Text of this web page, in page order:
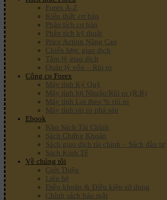
Forex A-Z
Kiến thức cơ bản
Phân tích cơ bản
Phân tích kỹ thuật
Price Action Nâng Cao
Chiến lược giao dịch
Tâm lý giao dịch
Quản lý vốn – Rủi ro
Công cụ Forex
Máy tính Ký Quỹ
Máy tính lợi Nhuận/Rủi ro (R:R)
Máy tính Lot theo % rủi ro
Máy tính rủi ro phá sản
Ebook
Kho Sách Tài Chính
Sách Chứng Khoán
Sách giao dịch tài chính – Sách đầu tư
Sách Kinh Tế
Về chúng tôi
Giới Thiệu
Liên hệ
Điều khoản & Điều kiện sử dụng
Chính sách bảo mật